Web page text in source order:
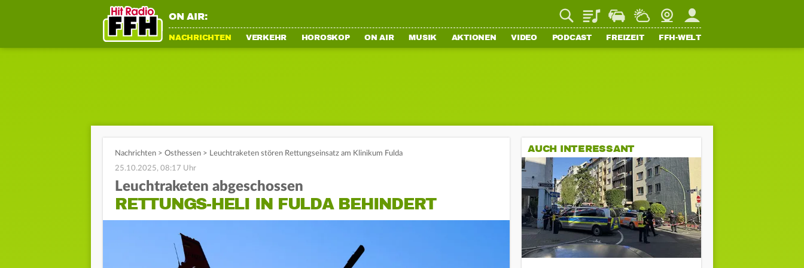
ON AIR: PlaylistStaupilotWetterWebcamMein FFH
NACHRICHTEN VERKEHR HOROSKOP ON AIR MUSIK AKTIONEN VIDEO PODCAST FREIZEIT FFH-WELT
Nachrichten > Osthessen > Leuchtraketen stören Rettungseinsatz am Klinikum Fulda
25.10.2025, 08:17 Uhr
Leuchtraketen abgeschossen
RETTUNGS-HELI IN FULDA BEHINDERT
AUCH INTERESSANT